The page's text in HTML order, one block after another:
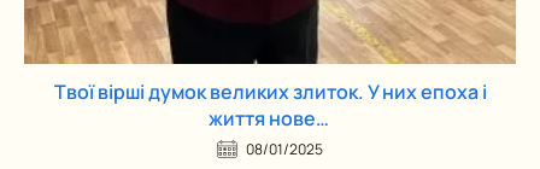
Твої вірші думок великих злиток. У них епоха і
життя нове…
08/01/2025